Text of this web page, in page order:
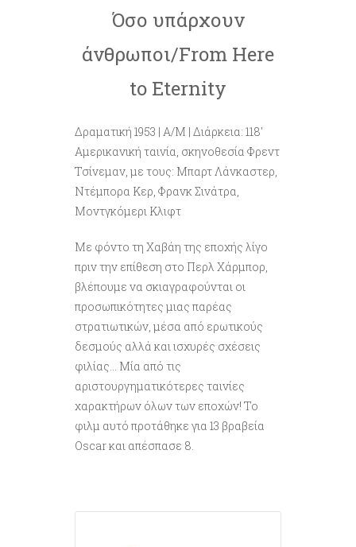
Όσο υπάρχουν
άνθρωποι/From Here
to Eternity
Δραματική 1953 | Α/Μ | Διάρκεια: 118′
Αμερικανική ταινία, σκηνοθεσία Φρεντ
Τσίνεμαν, με τους: Μπαρτ Λάνκαστερ,
Ντέμπορα Κερ, Φρανκ Σινάτρα,
Μοντγκόμερι Κλιφτ
Με φόντο τη Χαβάη της εποχής λίγο
πριν την επίθεση στο Περλ Χάρμπορ,
βλέπουμε να σκιαγραφούνται οι
προσωπικότητες μιας παρέας
στρατιωτικών, μέσα από ερωτικούς
δεσμούς αλλά και ισχυρές σχέσεις
φιλίας… Μία από τις
αριστουργηματικότερες ταινίες
χαρακτήρων όλων των εποχών! Το
φιλμ αυτό προτάθηκε για 13 βραβεία
Oscar και απέσπασε 8.